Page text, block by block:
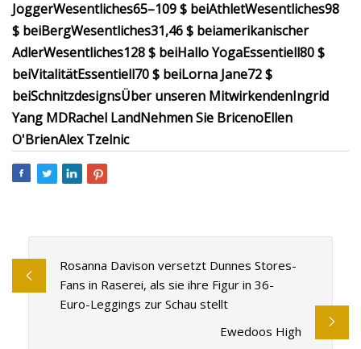
JoggerWesentliches65–109 $ beiAthletWesentliches98
$ beiBergWesentliches31,46 $ beiamerikanischer
AdlerWesentliches128 $ beiHallo YogaEssentiell80 $
beiVitalitätEssentiell70 $ beiLorna Jane72 $
beiSchnitzdesignsÜber unseren MitwirkendenIngrid
Yang MDRachel LandNehmen Sie BricenoEllen
O'BrienAlex Tzelnic
Rosanna Davison versetzt Dunnes Stores-
Fans in Raserei, als sie ihre Figur in 36-
Euro-Leggings zur Schau stellt
Ewedoos High